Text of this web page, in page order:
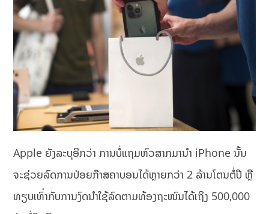
Apple ຍັງລະບຸອີກວ່າ ການບໍ່ແຖມຫົວສາກມານຳ iPhone ນັ້ນ
ຈະຊ່ວຍລົດການປ່ອຍກ໊າສຄາບອນໄດ້ຫຼາຍກວ່າ 2 ລ້ານໂຕນຕໍ່ປີ ຫຼື
ທຽບເທົ່າກັບການງົດນຳໃຊ້ລົດຕາມທ້ອງຖະໜົນໄດ້ເຖິງ 500,000